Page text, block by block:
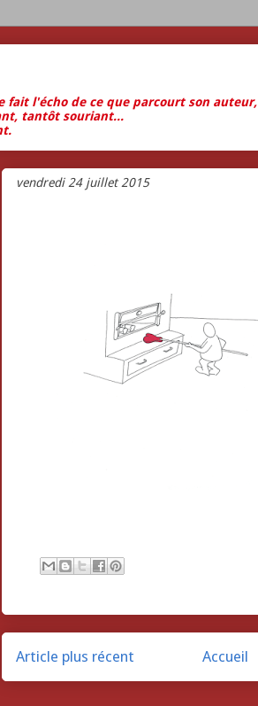
fait l'écho de ce que parcourt son auteur,
tantôt souriant...
vendredi 24 juillet 2015
Article plus récent Accueil